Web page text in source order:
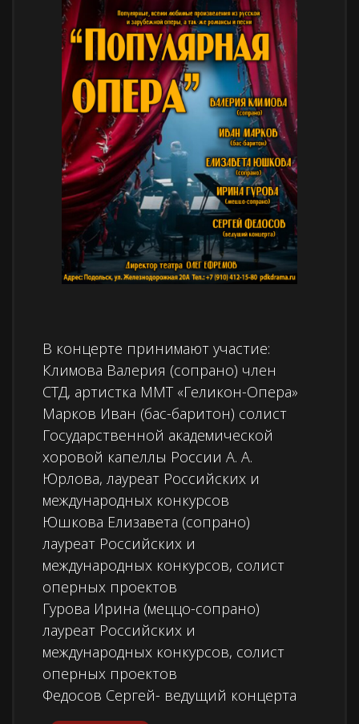
В концерте принимают участие:
Климова Валерия (сопрано) член
СТД, артистка ММТ «Геликон-Опера»
Марков Иван (бас-баритон) солист
Государственной академической
хоровой капеллы России А. А.
Юрлова, лауреат Российских и
международных конкурсов
Юшкова Елизавета (сопрано)
лауреат Российских и
международных конкурсов, солист
оперных проектов
Гурова Ирина (меццо-сопрано)
лауреат Российских и
международных конкурсов, солист
оперных проектов
Федосов Сергей- ведущий концерта